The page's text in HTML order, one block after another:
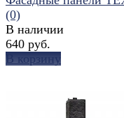
(0)
В наличии
640 руб.
В корзину